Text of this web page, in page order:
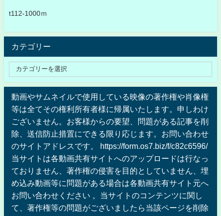
t112-1000ｍ
カテゴリー
動画やサムネイルで使用している映像の著作権や肖像権
等は全てその権利所有者様に帰属いたします。申しわけ
ございません。お客様からの要望、問題がある記事を削
除、送信防止措置にできる限り応じます。お問い合わせ
のサイトアドレスです。 https://form.os7.biz/f/c82c6596/
当サイトは各動画共有サイトへのアップロードは行なっ
ておりません、著作権の侵害を目的としていません、埋
め込み動画等に問題がある場合は各動画共有サイト元へ
お問い合わせください 。当サイトのコンテンツに関し
て、著作権等の問題がございましたら当該ページを削除